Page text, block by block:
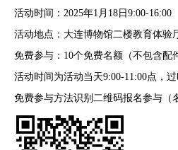
活动时间：2025年1月18日9:00-16:00
活动地点：大连博物馆二楼教育体验
免费参与：10个免费名额（不包含
活动时间为活动当天9:00-11:00点，过
免费参与方法识别二维码报名参与（